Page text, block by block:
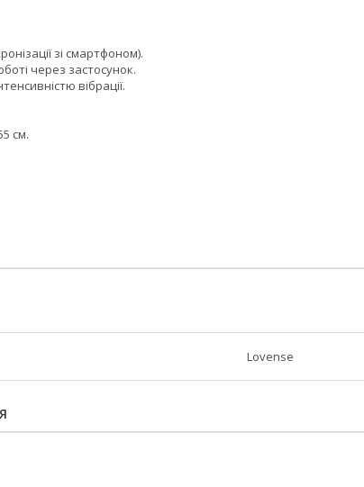
зі смартфоном).
через застосунок.
вібрації.
см.
Lovense